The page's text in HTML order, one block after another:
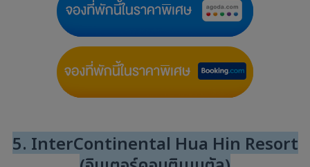
5. InterContinental Hua Hin Resort